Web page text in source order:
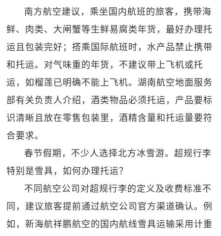
南方航空建议，乘坐国内航班的旅客，携带海
鲜、肉类、大闸蟹等生鲜易腐类年货，最好办理托
运且包装完好；搭乘国际航班时，水产品禁止携带
和托运。对气味重的年货，不建议带上飞机或托
运，如榴莲已明确不能上飞机。湖南航空地面服务
部有关负责人介绍，酒类物品必须托运，产品要标
识清晰且放在零售包装里，酒精含量和托运量要符
合要求。
春节假期，不少人选择北方冰雪游。超规行李
特别是雪具，如何办理托运？
不同航空公司对超规行李的定义及收费标准不
同，建议旅客提前通过航空公司官方渠道确认。例
如，新海航祥鹏航空的国内航线雪具运输采用计重